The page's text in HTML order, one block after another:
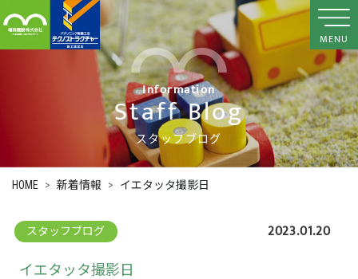
MENU
Information
Staff Blog
スタッフブログ
HOME 新着情報 イエタッタ撮影日
スタッフブログ 2023.01.20
イエタッタ撮影日